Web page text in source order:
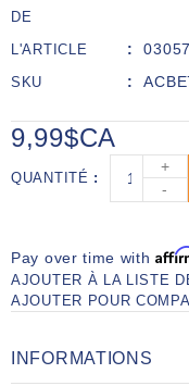
DE
L'ARTICLE
SKU
9,99$CA
QUANTITÉ
+
-
Pay over time with
AJOUTER À LA LISTE
AJOUTER POUR
INFORMATIONS